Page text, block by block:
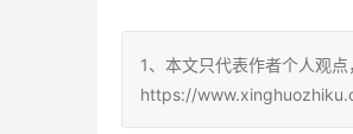
1、本文只代表作者个人观
https://